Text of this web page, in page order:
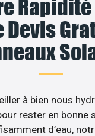
Devis
à bien nous
rester en bonne
d’eau,